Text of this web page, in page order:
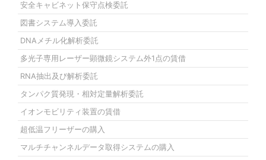
安全キャビネット保守点検委託
図書システム導入委託
DNAメチル化解析委託
多光子専用レーザー顕微鏡システム外1点の賃借
RNA抽出及び解析委託
タンパク質発現・相対定量解析委託
イオンモビリティ装置の賃借
超低温フリーザーの購入
マルチチャンネルデータ取得システムの購入